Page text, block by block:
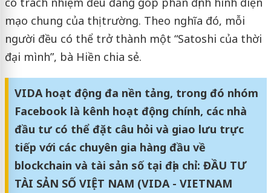
mạo chung của thị trường. Theo nghĩa đó, mỗi
người đều có thể trở thành một “Satoshi của thời
đại mình”, bà Hiền chia sẻ.
VIDA hoạt động đa nền tảng, trong đó nhóm
Facebook là kênh hoạt động chính, các nhà
đầu tư có thể đặt câu hỏi và giao lưu trực
tiếp với các chuyên gia hàng đầu về
blockchain và tài sản số tại địa chỉ: ĐẦU TƯ
TÀI SẢN SỐ VIỆT NAM (VIDA - VIETNAM